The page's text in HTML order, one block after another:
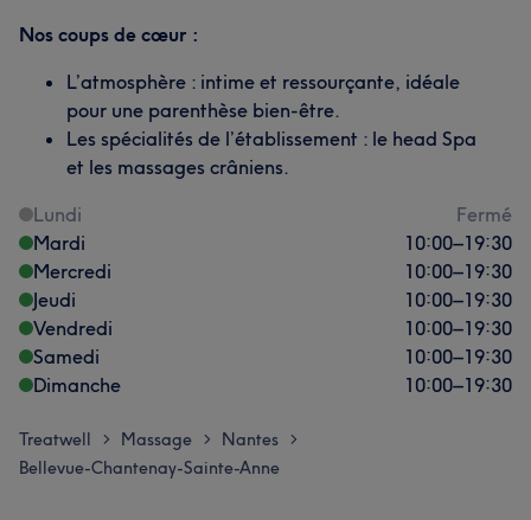
Nos coups de cœur :
L’atmosphère : intime et ressourçante, idéale
pour une parenthèse bien-être.
Les spécialités de l’établissement : le head Spa
et les massages crâniens.
Lundi
Fermé
Mardi
10:00–19:30
Mercredi
10:00–19:30
Jeudi
10:00–19:30
Vendredi
10:00–19:30
Samedi
10:00–19:30
Dimanche
10:00–19:30
Treatwell > Massage > Nantes >
Bellevue-Chantenay-Sainte-Anne